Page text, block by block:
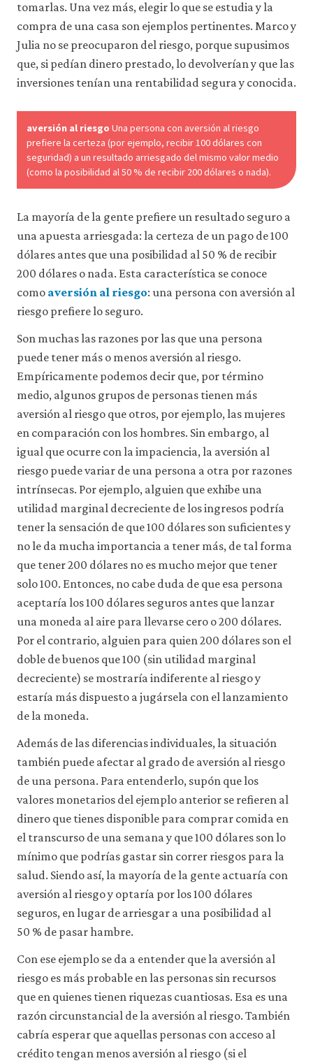
tomarlas. Una vez más, elegir lo que se estudia y la
compra de una casa son ejemplos pertinentes. Marco y
Julia no se preocuparon del riesgo, porque supusimos
que, si pedían dinero prestado, lo devolverían y que las
inversiones tenían una rentabilidad segura y conocida.
aversión al riesgo Una persona con aversión al riesgo
prefiere la certeza (por ejemplo, recibir 100 dólares con
seguridad) a un resultado arriesgado del mismo valor medio
(como la posibilidad al 50 % de recibir 200 dólares o nada).
La mayoría de la gente prefiere un resultado seguro a
una apuesta arriesgada: la certeza de un pago de 100
dólares antes que una posibilidad al 50 % de recibir
200 dólares o nada. Esta característica se conoce
como aversión al riesgo: una persona con aversión al
riesgo prefiere lo seguro.
Son muchas las razones por las que una persona
puede tener más o menos aversión al riesgo.
Empíricamente podemos decir que, por término
medio, algunos grupos de personas tienen más
aversión al riesgo que otros, por ejemplo, las mujeres
en comparación con los hombres. Sin embargo, al
igual que ocurre con la impaciencia, la aversión al
riesgo puede variar de una persona a otra por razones
intrínsecas. Por ejemplo, alguien que exhibe una
utilidad marginal decreciente de los ingresos podría
tener la sensación de que 100 dólares son suficientes y
no le da mucha importancia a tener más, de tal forma
que tener 200 dólares no es mucho mejor que tener
solo 100. Entonces, no cabe duda de que esa persona
aceptaría los 100 dólares seguros antes que lanzar
una moneda al aire para llevarse cero o 200 dólares.
Por el contrario, alguien para quien 200 dólares son el
doble de buenos que 100 (sin utilidad marginal
decreciente) se mostraría indiferente al riesgo y
estaría más dispuesto a jugársela con el lanzamiento
de la moneda.
Además de las diferencias individuales, la situación
también puede afectar al grado de aversión al riesgo
de una persona. Para entenderlo, supón que los
valores monetarios del ejemplo anterior se refieren al
dinero que tienes disponible para comprar comida en
el transcurso de una semana y que 100 dólares son lo
mínimo que podrías gastar sin correr riesgos para la
salud. Siendo así, la mayoría de la gente actuaría con
aversión al riesgo y optaría por los 100 dólares
seguros, en lugar de arriesgar a una posibilidad al
50 % de pasar hambre.
Con ese ejemplo se da a entender que la aversión al
riesgo es más probable en las personas sin recursos
que en quienes tienen riquezas cuantiosas. Esa es una
razón circunstancial de la aversión al riesgo. También
cabría esperar que aquellas personas con acceso al
crédito tengan menos aversión al riesgo (si el